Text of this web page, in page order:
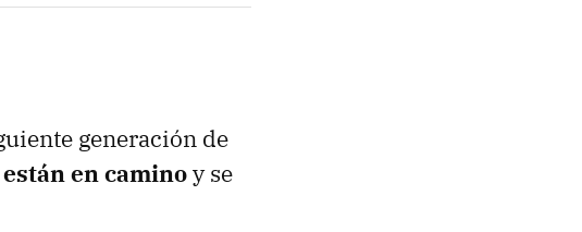
generación de
en caminoy se